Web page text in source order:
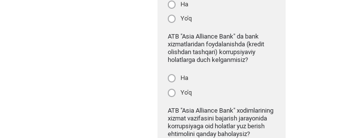
Ha
Yo'q
ATB "Asia Alliance Bank" da bank
xizmatlaridan foydalanishda (kredit
olishdan tashqari) korrupsiyaviy
holatlarga duch kelganmisiz?
Ha
Yo'q
ATB "Asia Alliance Bank" xodimlarining
xizmat vazifasini bajarish jarayonida
korrupsiyaga oid holatlar yuz berish
ehtimolini qanday baholaysiz?